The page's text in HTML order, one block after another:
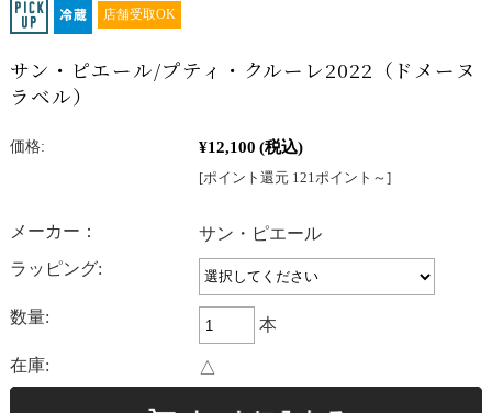
店舗受取OK
サン・ピエール/プティ・クルーレ2022（ドメーヌ
ラベル）
価格: ¥12,100 (税込)
[ポイント還元 121ポイント～]
メーカー：
サン・ピエール
ラッピング:
数量: 本
在庫: △